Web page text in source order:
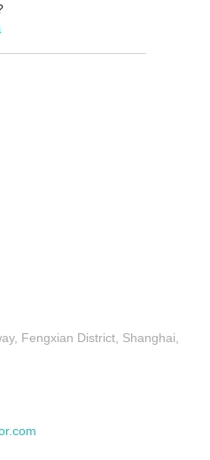
Fengxian District, Shanghai,